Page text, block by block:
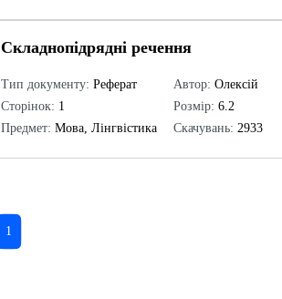
Складнопідрядні речення
Тип документу: Реферат
Сторінок: 1
Предмет: Мова, Лінгвістика
Автор: Олексій
Розмір: 6.2
Скачувань: 2933
1